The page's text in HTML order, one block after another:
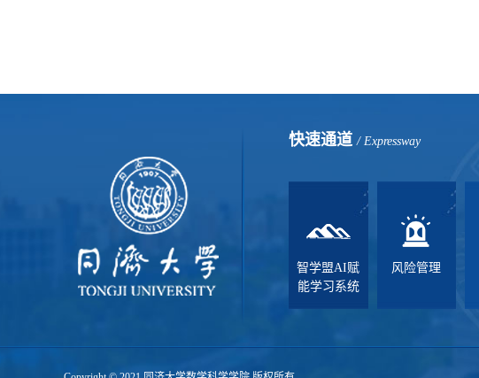
快速通道/ Expressway
智学盟AI赋
能学习系统
风险管理